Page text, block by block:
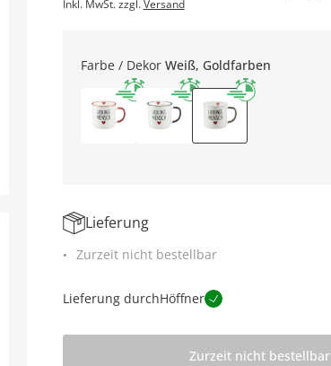
Inkl. MwSt. zzgl.Versand
Farbe / Dekor Weiß, Goldfarben
Lieferung
Zurzeit nicht bestellbar
Lieferung durchHöffner
Zurzeit nicht bestellbar